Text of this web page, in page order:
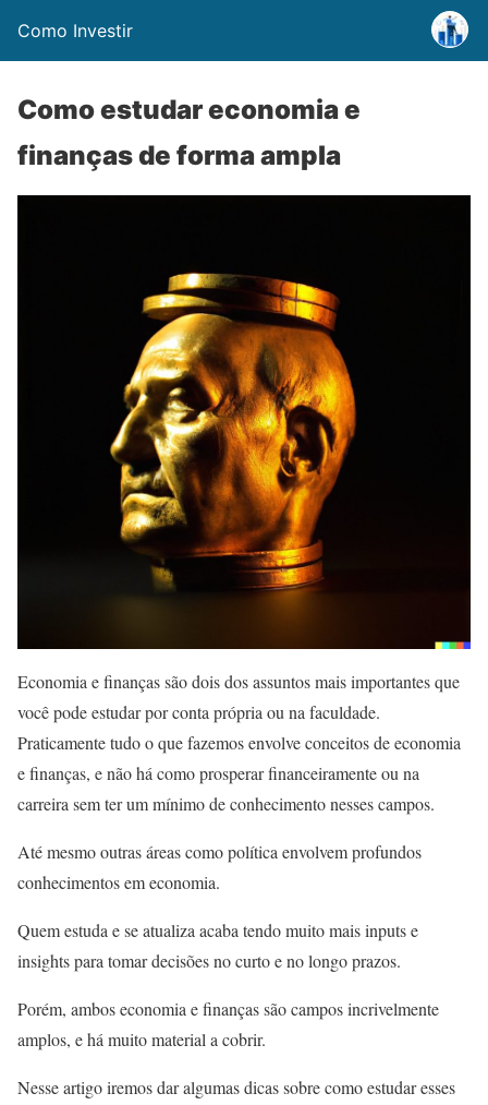
Como Investir
Como estudar economia e
finanças de forma ampla
Economia e finanças são dois dos assuntos mais importantes que
você pode estudar por conta própria ou na faculdade.
Praticamente tudo o que fazemos envolve conceitos de economia
e finanças, e não há como prosperar financeiramente ou na
carreira sem ter um mínimo de conhecimento nesses campos.
Até mesmo outras áreas como política envolvem profundos
conhecimentos em economia.
Quem estuda e se atualiza acaba tendo muito mais inputs e
insights para tomar decisões no curto e no longo prazos.
Porém, ambos economia e finanças são campos incrivelmente
amplos, e há muito material a cobrir.
Nesse artigo iremos dar algumas dicas sobre como estudar esses